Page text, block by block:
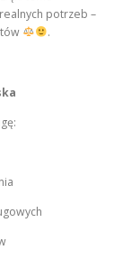
potrzeb –
.